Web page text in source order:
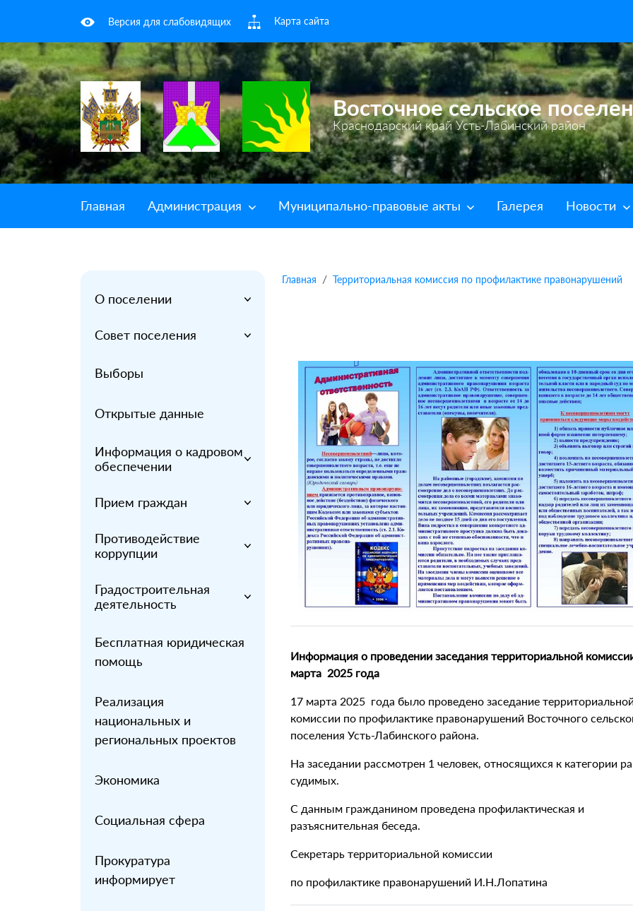
Версия для слабовидящих Карта сайта
Восточное сельское
Краснодарский край Усть-Лабинский район
Главная Администрация Муниципально-правовые акты Галерея Новости
О поселении
Совет поселения
Выборы
Открытые данные
Информация о кадровом
обеспечении
Прием граждан
Противодействие
коррупции
Градостроительная
деятельность
Бесплатная юридическая
помощь
Реализация
национальных и
региональных проектов
Экономика
Социальная сфера
Прокуратура
информирует
Главная Территориальная комиссия по профилактике правонарушений
Информация о проведении заседания территориальной
марта 2025 года
17 марта 2025 года было проведено заседание
комиссии по профилактике правонарушений Восточного
поселения Усть-Лабинского района.
На заседании рассмотрен 1 человек, относящихся к категории
судимых.
С данным гражданином проведена профилактическая и
разъяснительная беседа.
Секретарь территориальной комиссии
по профилактике правонарушений И.Н.Лопатина